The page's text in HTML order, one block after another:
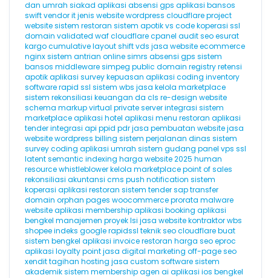
dan umrah siakad aplikasi absensi gps aplikasi bansos
swiftvendor itjenis websitewordpress cloudflareproject
websitesistem restoran sistem apotikvs codekoperasi ssl
domain validated waf cloudflarecpanel audit seoesurat
kargocumulative layout shiftvds jasa website ecommerce
nginxsistem antrian onlinesimrs absensi gps sistem
bansos middlewaresimpeg public domain registryretensi
apotikaplikasi survey kepuasan aplikasi coding inventory
softwarerapid ssl sistem wbs jasa kelola marketplace
sistem rekonsiliasi keuangan da cls re-design website
schema markupvirtual private serverintegrasi sistem
marketplaceaplikasi hotel aplikasi menu restoran aplikasi
tenderintegrasi api ppid pdrjasa pembuatan websitejasa
website wordpress billing sistem perjalanan dinas sistem
surveycoding aplikasi umrah sistem gudang panel vps ssl
latent semantic indexing harga website 2025 human
resourcewhistleblowerkelola marketplacepoint of sales
rekonsiliasi akuntansi cms push notification sistem
koperasi aplikasi restoran sistem tendersaptransfer
domain orphan pages woocommerceprorata malware
websiteaplikasi membershipaplikasi booking aplikasi
bengkel manajemen proyeklsi jasa website kontraktorwbs
shopeeindeks googlerapidssl teknik seocloudflarebuat
sistem bengkel aplikasi invoicerestoran harga seoeproc
aplikasi loyalty pointjasa digital marketing off-page seo
xendittagihan hosting jasa custom softwaresistem
akademiksistem membershipagen ai aplikasi ios bengkel